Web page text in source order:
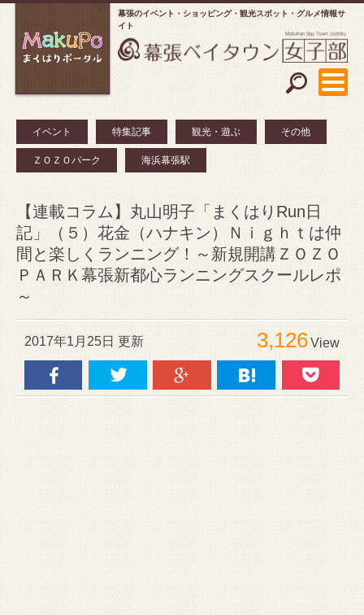
幕張のイベント・ショッピング
観光スポット・グルメ情報サ
イト
イベント 特集記事 観光・遊ぶ その他
ＺＯＺＯパーク 海浜幕張駅
【連載コラム】丸山明子「まくはりRun日
記」（５）花金（ハナキン）Ｎｉｇｈｔは仲
間と楽しくランニング！～新規開講ＺＯＺＯ
ＰＡＲＫ幕張新都心ランニングスクールレポ
～
2017年1月25日 更新 3,126View